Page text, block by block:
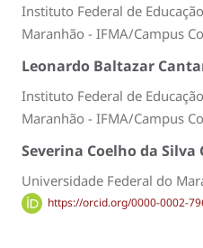
Instituto Federal de
Maranhão - IFMA/Campus
Leonardo Baltazar
Instituto Federal de
Maranhão - IFMA/Campus
Severina Coelho da Silva
Universidade Federal do
https://orcid.org/0000-0002-